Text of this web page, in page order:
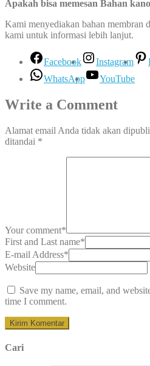
Apakah bisa memesan Bahan
Kami menyediakan bahan membran
kami untuk informasi lebih lanjut.
Facebook Instagram
WhatsApp
YouTube
Write a Comment
Alamat email Anda tidak akan
ditandai *
Your comment*
First and Last name*
E-mail Address*
Website
Save my name, email, and
time I comment.
Cari